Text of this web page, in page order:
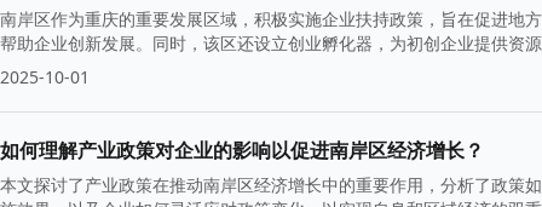
南岸区作为重庆的重要发展区域，积极实施企业扶持政策，旨在促进地
帮助企业创新发展。同时，该区还设立创业孵化器，为初创企业提供资
2025-10-01
如何理解产业政策对企业的影响以促进南岸区经济增长？
本文探讨了产业政策在推动南岸区经济增长中的重要作用，分析了政策